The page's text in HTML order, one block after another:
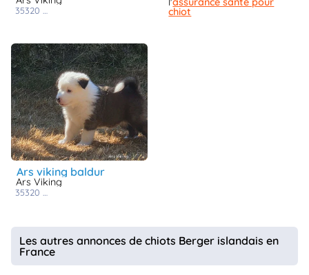
35320 chiot
ars viking baldur
Ars Viking
35320
Les autres annonces de chiots Berger islandais en
France